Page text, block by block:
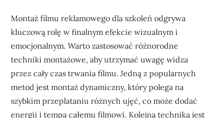
Montaż filmu reklamowego dla szkoleń odgrywa
kluczową rolę w finalnym efekcie wizualnym i
emocjonalnym. Warto zastosować różnorodne
techniki montażowe, aby utrzymać uwagę widza
przez cały czas trwania filmu. Jedną z popularnych
metod jest montaż dynamiczny, który polega na
szybkim przeplataniu różnych ujęć, co może dodać
energii i tempa całemu filmowi. Kolejną techniką jest